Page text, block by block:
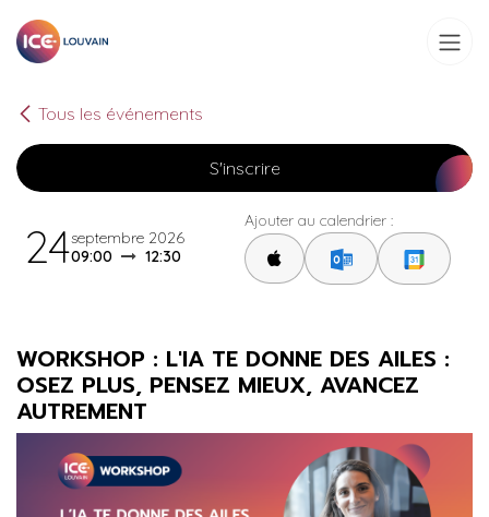
Tous les événements
S'inscrire
24septembre 2026
09:00
12:30
Ajouter au calendrier :
WORKSHOP : L'IA TE DONNE DES AILES :
OSEZ PLUS, PENSEZ MIEUX, AVANCEZ
AUTREMENT